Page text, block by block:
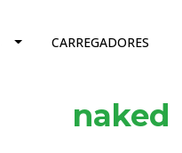
CARREGADORES
naked